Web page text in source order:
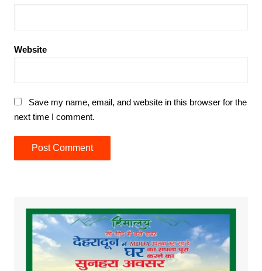
Website
Save my name, email, and website in this browser for the
next time I comment.